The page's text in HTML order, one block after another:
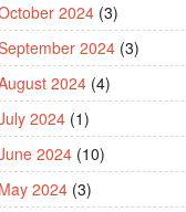
2024 (3)
2024 (3)
2024 (4)
2024 (1)
2024 (10)
May 2024 (3)